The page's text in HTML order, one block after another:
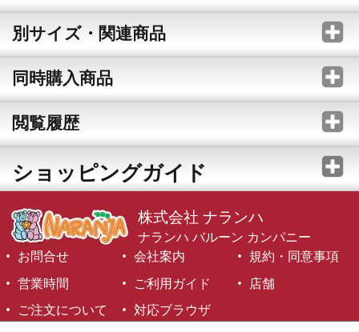
別サイズ・関連商品
同時購入商品
閲覧履歴
ショッピングガイド
株式会社 ナランハ
ナランハ バルーン カンパニー
お問合せ
会社案内
規約・同意事項
営業時間
ご利用ガイド
店舗
ご注文について
対応ブラウザ